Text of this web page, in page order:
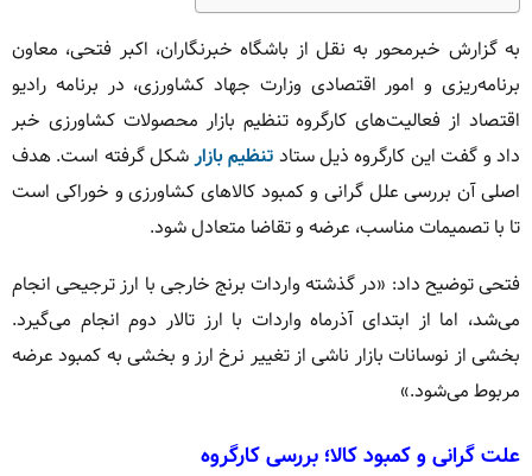
به گزارش خبرمحور به نقل از باشگاه خبرنگاران، اکبر فتحی، معاون
برنامه‌ریزی و امور اقتصادی وزارت جهاد کشاورزی، در برنامه رادیو
اقتصاد از فعالیت‌های کارگروه تنظیم بازار محصولات کشاورزی خبر
داد و گفت این کارگروه ذیل ستاد تنظیم بازار شکل گرفته است. هدف
اصلی آن بررسی علل گرانی و کمبود کالاهای کشاورزی و خوراکی است
تا با تصمیمات مناسب، عرضه و تقاضا متعادل شود.
فتحی توضیح داد: «در گذشته واردات برنج خارجی با ارز ترجیحی انجام
می‌شد، اما از ابتدای آذرماه واردات با ارز تالار دوم انجام می‌گیرد.
بخشی از نوسانات بازار ناشی از تغییر نرخ ارز و بخشی به کمبود عرضه
مربوط می‌شود.»
علت گرانی و کمبود کالا؛ بررسی کارگروه